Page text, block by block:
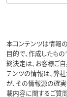
本コンテンツは情報
目的で、作成したも
終決定は、お客様ご
テンツの情報は、弊
が、その情報源の確
載内容に関するご質